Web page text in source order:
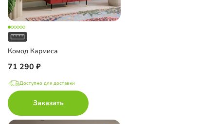
Комод Кармиса
71 290
Доступно для доставки
Заказать